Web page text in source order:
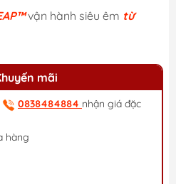
vận hành siêu êm từ
mãi
0838484884 nhận giá đặc
hàng